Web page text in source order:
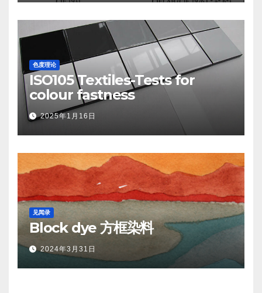
色度理论
ISO105 Textiles-Tests for
colour fastness
2025年1月16日
见闻录
Block dye 方框染料
2024年3月31日